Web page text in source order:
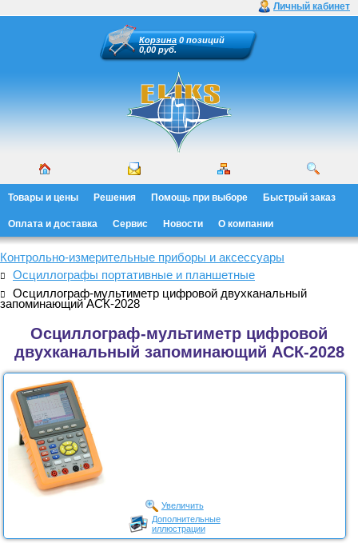
Личный кабинет
Корзина 0 позиций
0,00 руб.
Товары и цены Решения Помощь при выборе Быстрый заказ
Оплата и доставка Сервис Новости О компании
Контрольно-измерительные приборы и аксессуары
Осциллографы портативные и планшетные
Осциллограф-мультиметр цифровой двухканальный
запоминающий АСК-2028
Осциллограф-мультиметр цифровой
двухканальный запоминающий АСК-2028
Увеличить
Дополнительные
иллюстрации